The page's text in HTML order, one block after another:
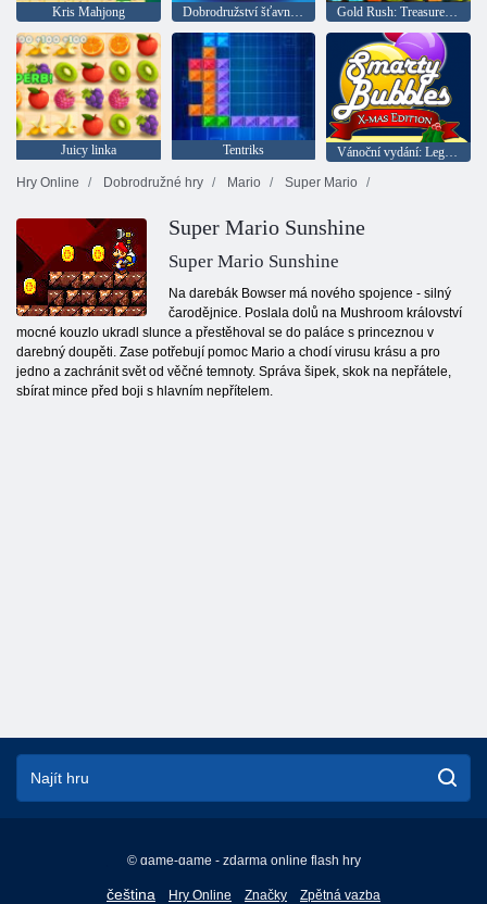
Kris Mahjong Dobrodružství šťavnatých bobulí Gold Rush: Treasure Hunter
Juicy linka Tentriks
Hry Online
Dobrodružné hry Mario Super Mario
Super Mario Sunshine
Super Mario Sunshine
Na darebák Bowser má nového spojence - silný
čarodějnice. Poslala dolů na Mushroom království
mocné kouzlo ukradl slunce a přestěhoval se do paláce s princeznou v
darebný doupěti. Zase potřebují pomoc Mario a chodí virusu krásu a pro
jedno a zachránit svět od věčné temnoty. Správa šipek, skok na nepřátele,
sbírat mince před boji s hlavním nepřítelem.
© game-game - zdarma online flash hry
čeština
English
Hry Online Značky Zpětná vazba